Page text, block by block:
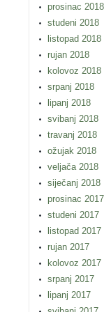
prosinac 2018
studeni 2018
listopad 2018
rujan 2018
kolovoz 2018
srpanj 2018
lipanj 2018
svibanj 2018
travanj 2018
ožujak 2018
veljača 2018
siječanj 2018
prosinac 2017
studeni 2017
listopad 2017
rujan 2017
kolovoz 2017
srpanj 2017
lipanj 2017